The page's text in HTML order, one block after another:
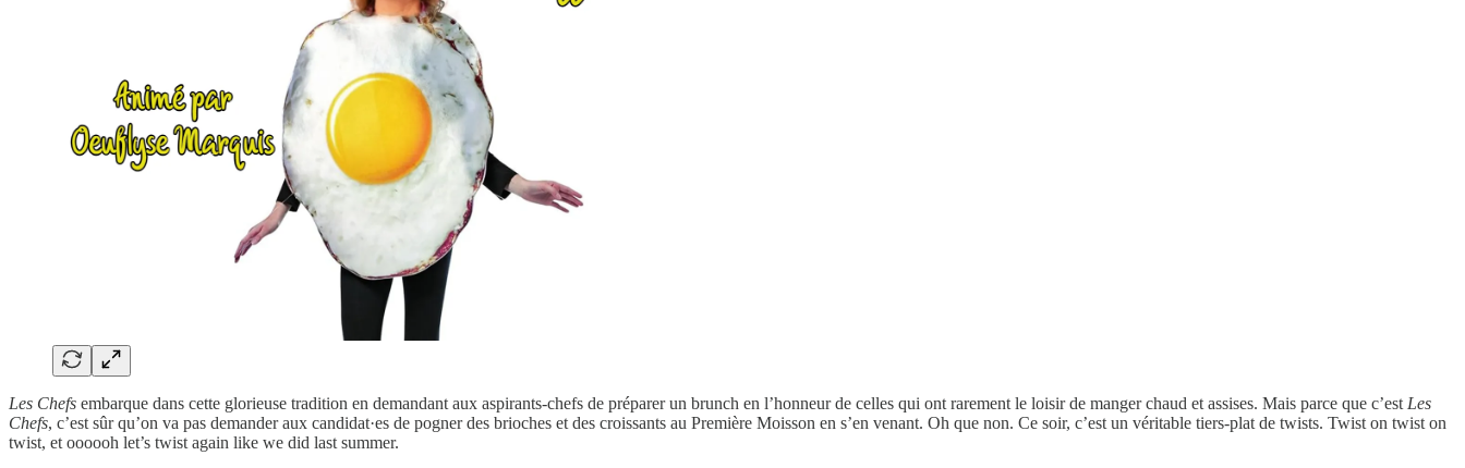
Les Chefs embarque dans cette glorieuse tradition en demandant aux aspirants-chefs de préparer un brunch en l’honneur de celles qui ont rarement le loisir de manger chaud et assises. Mais parce que c’est Les
Chefs, c’est sûr qu’on va pas demander aux candidat·es de pogner des brioches et des croissants au Première Moisson en s’en venant. Oh que non. Ce soir, c’est un véritable tiers-plat de twists. Twist on twist on
twist, et oooooh let’s twist again like we did last summer.